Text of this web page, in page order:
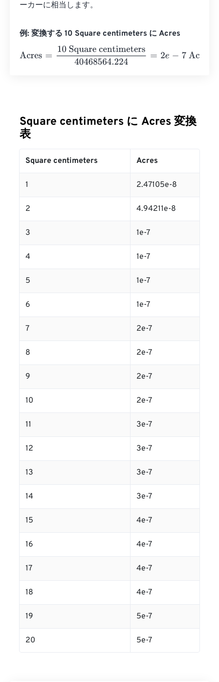
ーカーに相当します。
例: 変換する 10 Square centimeters に Acres
Acres
10 Square centimeters40468564.224 =2 e
Square centimeters に Acres 変換
表
Square centimeters Acres
1 2.47105e-8
2 4.94211e-8
3 1e-7
4 1e-7
5 1e-7
6 1e-7
7 2e-7
8 2e-7
9 2e-7
10 2e-7
11 3e-7
12 3e-7
13 3e-7
14 3e-7
15 4e-7
16 4e-7
17 4e-7
18 4e-7
19 5e-7
20 5e-7